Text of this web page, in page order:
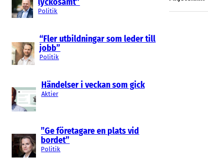
lyckosamt”
Politik
“Fler utbildningar som leder till
jobb”
Politik
Händelser i veckan som gick
Aktier
”Ge företagare en plats vid
bordet”
Politik